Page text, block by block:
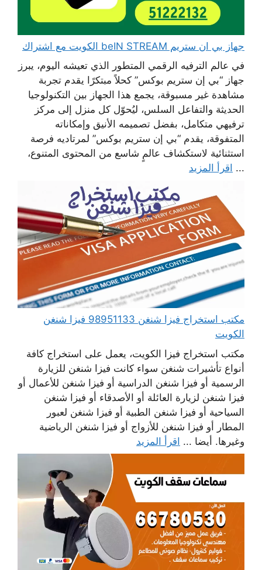
جهاز بي ان ستريم beIN STREAM الكويت مع اشتراك
في عالم الترفيه الرقمي المتطور الذي تعيشه اليوم، يبرز
جهاز “بي إن ستريم بوكس” كحلاً مبتكرًا يقدم تجربة
مشاهدة غير مسبوقة، يجمع هذا الجهاز بين التكنولوجيا
الحديثة والتفاعل السلس، ليُحوّل كل منزل إلى مركز
ترفيهي متكامل، بفضل تصميمه الأنيق وإمكاناته
المتفوقة، يقدم “بي إن ستريم بوكس” لمرتاديه فرصة
استثنائية لاستكشاف عالمٍ شاسع من المحتوى المتنوع،
... اقرأ المزيد
مكتب استخراج فيزا شنغن 98951133 فيزا شنغن
الكويت
مكتب استخراج فيزا الكويت، يعمل على استخراج كافة
أنواع تأشيرات شنغن سواء كانت فيزا شنغن للزيارة
الرسمية أو فيزا شنغن الدراسية أو فيزا شنغن للأعمال أو
فيزا شنغن لزيارة العائلة أو الأصدقاء أو فيزا شنغن
السياحية أو فيزا شنغن الطبية أو فيزا شنغن لعبور
المطار أو فيزا شنغن للأزواج أو فيزا شنغن الرياضية
وغيرها. أيضا ... اقرأ المزيد